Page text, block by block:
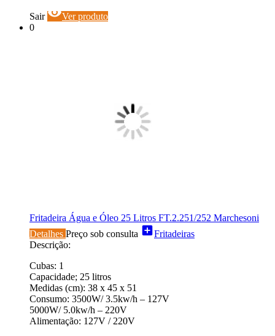
Sair visibilityVer produto
0
Fritadeira Água e Óleo 25 Litros FT.2.251/252 Marchesoni
Detalhes Preço sob consulta add_boxFritadeiras
Descrição:
Cubas: 1
Capacidade; 25 litros
Medidas (cm): 38 x 45 x 51
Consumo: 3500W/ 3.5kw/h – 127V
5000W/ 5.0kw/h – 220V
Alimentação: 127V / 220V